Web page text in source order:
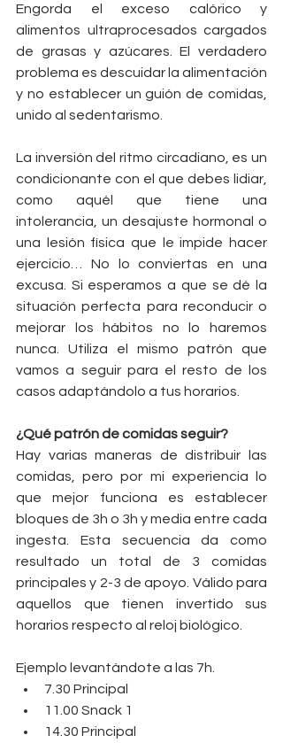
Engorda el exceso calórico y
alimentos ultraprocesados cargados
de grasas y azúcares. El verdadero
problema es descuidar la alimentación
y no establecer un guión de comidas,
unido al sedentarismo.
La inversión del ritmo circadiano, es un
condicionante con el que debes lidiar,
como aquél que tiene una
intolerancia, un desajuste hormonal o
una lesión física que le impide hacer
ejercicio… No lo conviertas en una
excusa. Si esperamos a que se dé la
situación perfecta para reconducir o
mejorar los hábitos no lo haremos
nunca. Utiliza el mismo patrón que
vamos a seguir para el resto de los
casos adaptándolo a tus horarios.
¿Qué patrón de comidas seguir?
Hay varias maneras de distribuir las
comidas, pero por mi experiencia lo
que mejor funciona es establecer
bloques de 3h o 3h y media entre cada
ingesta. Esta secuencia da como
resultado un total de 3 comidas
principales y 2-3 de apoyo. Válido para
aquellos que tienen invertido sus
horarios respecto al reloj biológico.
Ejemplo levantándote a las 7h.
7.30 Principal
11.00 Snack 1
14.30 Principal